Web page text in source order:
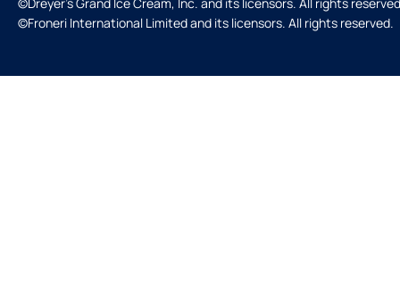
©Froneri International Limited and its licensors. All rights reserved.